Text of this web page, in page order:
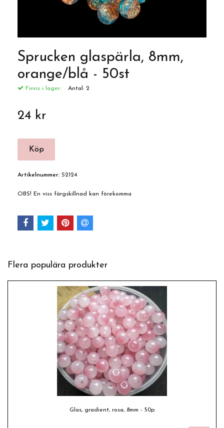
Sprucken glaspärla, 8mm,
orange/blå - 50st
Finns i lager: Antal: 2
24 kr
Artikelnummer: S2124
OBS! En viss färgskillnad kan förekomma
Flera populära produkter
Glas, gradient, rosa, 8mm - 50p